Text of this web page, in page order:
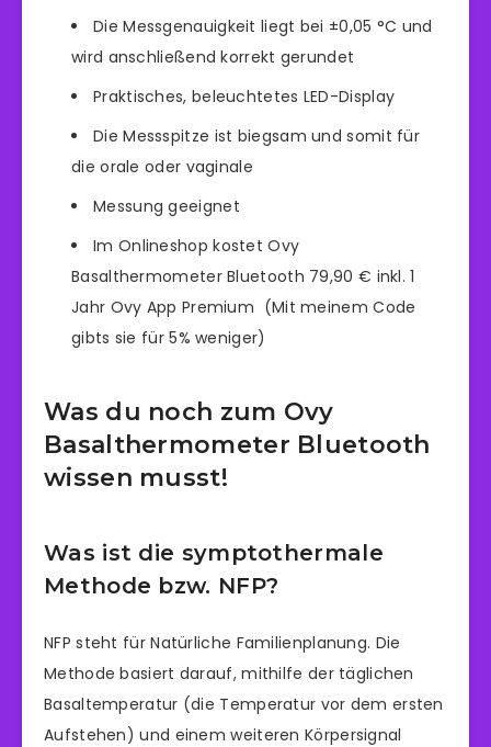
Die Messgenauigkeit liegt bei ±0,05 °C und
wird anschließend korrekt gerundet
Praktisches, beleuchtetes LED-Display
Die Messspitze ist biegsam und somit für
die orale oder vaginale
Messung geeignet
Im Onlineshop kostet Ovy
Basalthermometer Bluetooth 79,90 € inkl. 1
Jahr Ovy App Premium (Mit meinem Code
gibts sie für 5% weniger)
Was du noch zum Ovy
Basalthermometer Bluetooth
wissen musst!
Was ist die symptothermale
Methode bzw. NFP?
NFP steht für Natürliche Familienplanung. Die
Methode basiert darauf, mithilfe der täglichen
Basaltemperatur (die Temperatur vor dem ersten
Aufstehen) und einem weiteren Körpersignal